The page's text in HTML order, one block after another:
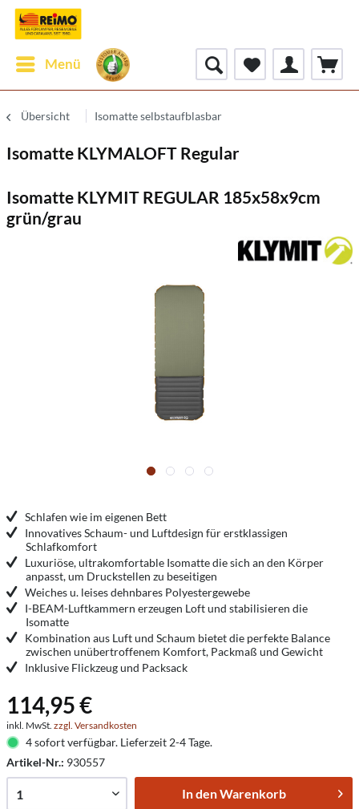
Menü
Übersicht Isomatte selbstaufblasbar
Isomatte KLYMALOFT Regular
Isomatte KLYMIT REGULAR 185x58x9cm
grün/grau
Schlafen wie im eigenen Bett
Innovatives Schaum- und Luftdesign für erstklassigen
Schlafkomfort
Luxuriöse, ultrakomfortable Isomatte die sich an den Körper
anpasst, um Druckstellen zu beseitigen
Weiches u. leises dehnbares Polyestergewebe
I-BEAM-Luftkammern erzeugen Loft und stabilisieren die
Isomatte
Kombination aus Luft und Schaum bietet die perfekte Balance
zwischen unübertroffenem Komfort, Packmaß und Gewicht
Inklusive Flickzeug und Packsack
114,95 €
inkl. MwSt. zzgl. Versandkosten
4 sofort verfügbar. Lieferzeit 2-4 Tage.
Artikel-Nr.: 930557
In denWarenkorb